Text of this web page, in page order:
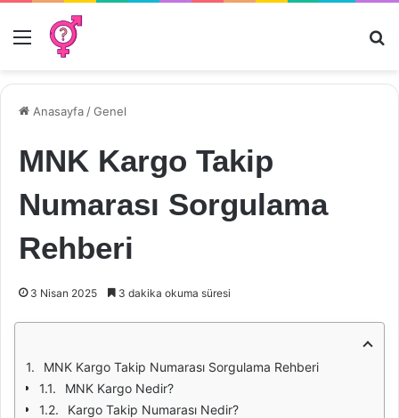
Menü
Anasayfa /Genel
MNK Kargo Takip
Numarası Sorgulama
Rehberi
3 Nisan 2025 3 dakika okuma süresi
MNK Kargo Takip Numarası Sorgulama Rehberi
MNK Kargo Nedir?
Kargo Takip Numarası Nedir?